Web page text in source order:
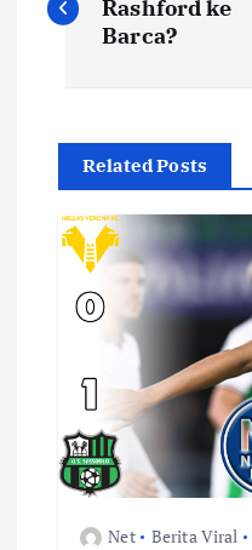
a
g
a
p
o
Rashford ke
Barca?
Related Posts
Net Berita Viral